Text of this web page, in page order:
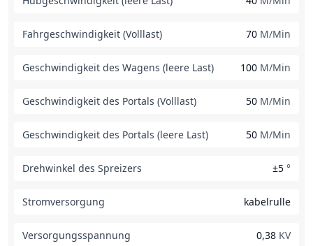
Fahrgeschwindigkeit (Volllast) 70 M/Min
Geschwindigkeit des Wagens (leere Last) 100 M/Min
Geschwindigkeit des Portals (Volllast) 50 M/Min
Geschwindigkeit des Portals (leere Last) 50 M/Min
Drehwinkel des Spreizers ±5 °
Stromversorgung kabelrulle
Versorgungsspannung 0,38 KV